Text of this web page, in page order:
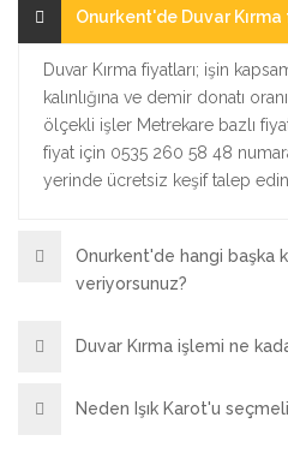
Onurkent'de Duvar
Duvar Kırma fiyatları; işin
kalınlığına ve demir donatı
ölçekli işler Metrekare bazlı
fiyat için 0535 260 58 48
yerinde ücretsiz keşif talep edin.
Onurkent'de hangi başka
veriyorsunuz?
Duvar Kırma işlemi ne
Neden Işık Karot'u